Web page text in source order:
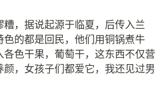
，据说起源于临夏，后传入兰
色的都是回民，他们用铜锅煮牛
色干果，葡萄干，这东西不仅营
颜，女孩子们都爱它，我还见过男